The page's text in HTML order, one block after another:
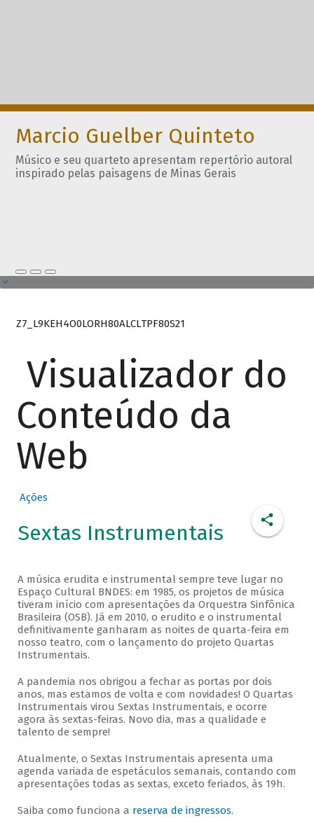
Marcio Guelber Quinteto
Músico e seu quarteto apresentam repertório autoral
inspirado pelas paisagens de Minas Gerais
Z7_L9KEH4O0LORH80ALCLTPF80S21
Visualizador do
Conteúdo da
Web
Ações
Sextas Instrumentais
A música erudita e instrumental sempre teve lugar no
Espaço Cultural BNDES: em 1985, os projetos de música
tiveram início com apresentações da Orquestra Sinfônica
Brasileira (OSB). Já em 2010, o erudito e o instrumental
definitivamente ganharam as noites de quarta-feira em
nosso teatro, com o lançamento do projeto Quartas
Instrumentais.
A pandemia nos obrigou a fechar as portas por dois
anos, mas estamos de volta e com novidades! O Quartas
Instrumentais virou Sextas Instrumentais, e ocorre
agora às sextas-feiras. Novo dia, mas a qualidade e
talento de sempre!
Atualmente, o Sextas Instrumentais apresenta uma
agenda variada de espetáculos semanais, contando com
apresentações todas as sextas, exceto feriados, às 19h.
Saiba como funciona a reserva de ingressos.